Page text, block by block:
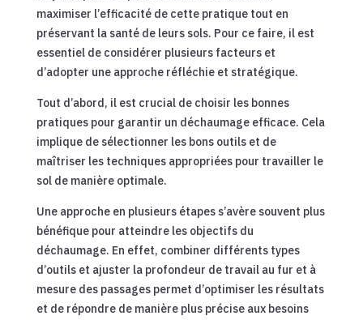
maximiser l’efficacité de cette pratique tout en
préservant la santé de leurs sols. Pour ce faire, il est
essentiel de considérer plusieurs facteurs et
d’adopter une approche réfléchie et stratégique.
Tout d’abord, il est crucial de choisir les bonnes
pratiques pour garantir un déchaumage efficace. Cela
implique de sélectionner les bons outils et de
maîtriser les techniques appropriées pour travailler le
sol de manière optimale.
Une approche en plusieurs étapes s’avère souvent plus
bénéfique pour atteindre les objectifs du
déchaumage. En effet, combiner différents types
d’outils et ajuster la profondeur de travail au fur et à
mesure des passages permet d’optimiser les résultats
et de répondre de manière plus précise aux besoins